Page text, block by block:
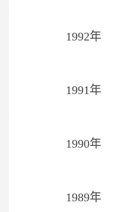
1992年
1991年
1990年
1989年